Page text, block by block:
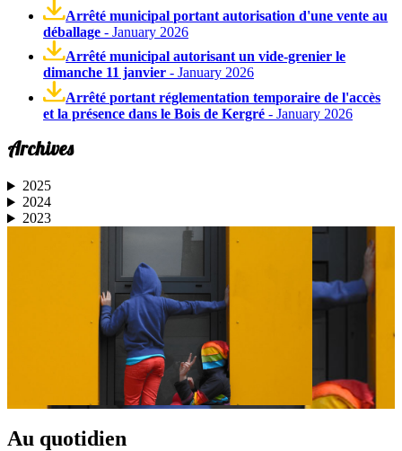
Arrêté municipal portant autorisation d'une vente au
déballage - January 2026
Arrêté municipal autorisant un vide-grenier le
dimanche 11 janvier - January 2026
Arrêté portant réglementation temporaire de l'accès
et la présence dans le Bois de Kergré - January 2026
Archives
2025
2024
2023
Au quotidien